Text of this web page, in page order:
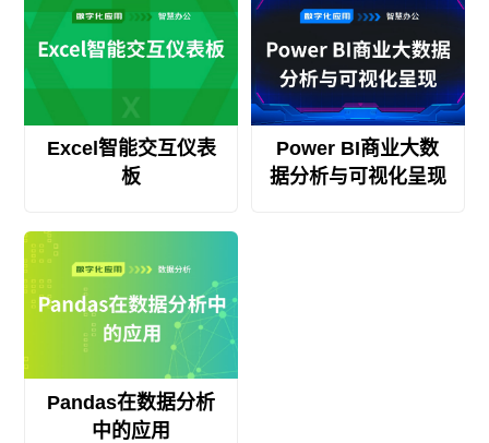
Excel智能交互仪表
板
Power BI商业大数
据分析与可视化呈现
Pandas在数据分析
中的应用